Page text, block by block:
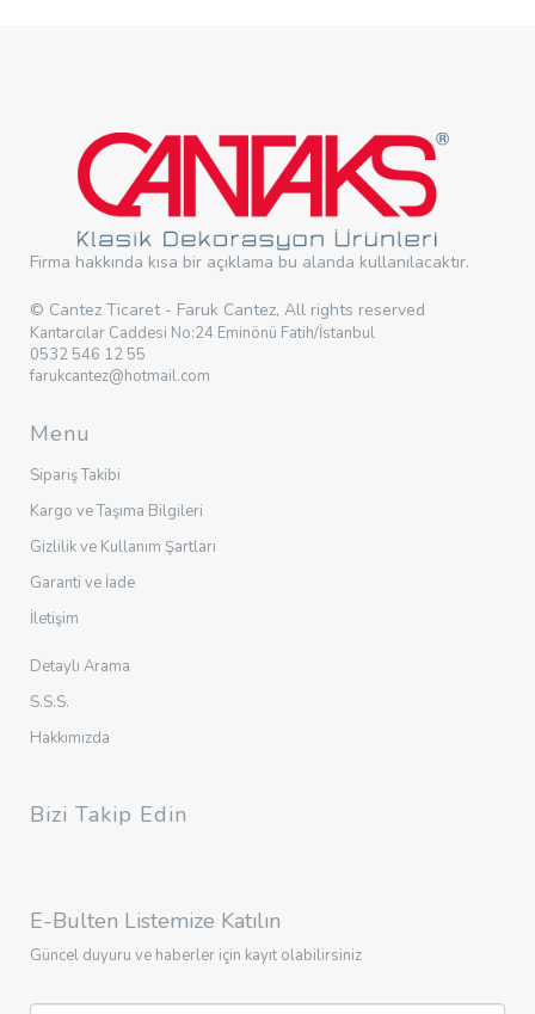
Firma hakkında kısa bir açıklama bu alanda kullanılacaktır.
© Cantez Ticaret - Faruk Cantez, All rights reserved
Kantarcılar Caddesi No:24 Eminönü Fatih/İstanbul
0532 546 12 55
farukcantez@hotmail.com
Menu
Sipariş Takibi
Kargo ve Taşıma Bilgileri
Gizlilik ve Kullanım Şartları
Garanti ve İade
İletişim
Detaylı Arama
S.S.S.
Hakkımızda
Bizi Takip Edin
E-Bulten Listemize Katılın
Güncel duyuru ve haberler için kayıt olabilirsiniz